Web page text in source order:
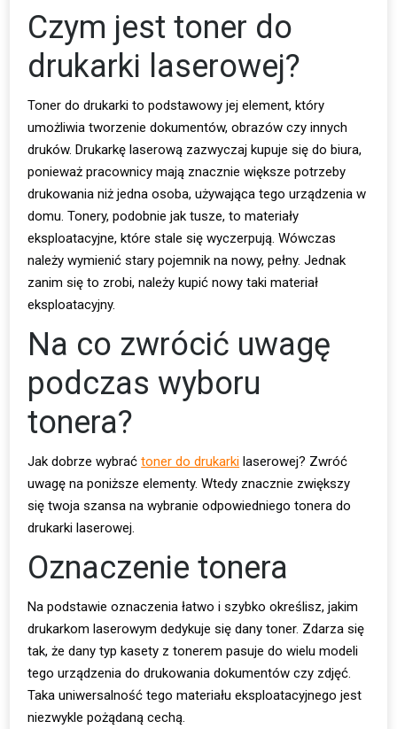
Czym jest toner do
drukarki laserowej?
Toner do drukarki to podstawowy jej element, który
umożliwia tworzenie dokumentów, obrazów czy innych
druków. Drukarkę laserową zazwyczaj kupuje się do biura,
ponieważ pracownicy mają znacznie większe potrzeby
drukowania niż jedna osoba, używająca tego urządzenia w
domu. Tonery, podobnie jak tusze, to materiały
eksploatacyjne, które stale się wyczerpują. Wówczas
należy wymienić stary pojemnik na nowy, pełny. Jednak
zanim się to zrobi, należy kupić nowy taki materiał
eksploatacyjny.
Na co zwrócić uwagę
podczas wyboru
tonera?
Jak dobrze wybraćtoner do drukarki laserowej? Zwróć
uwagę na poniższe elementy. Wtedy znacznie zwiększy
się twoja szansa na wybranie odpowiedniego tonera do
drukarki laserowej.
Oznaczenie tonera
Na podstawie oznaczenia łatwo i szybko określisz, jakim
drukarkom laserowym dedykuje się dany toner. Zdarza się
tak, że dany typ kasety z tonerem pasuje do wielu modeli
tego urządzenia do drukowania dokumentów czy zdjęć.
Taka uniwersalność tego materiału eksploatacyjnego jest
niezwykle pożądaną cechą.